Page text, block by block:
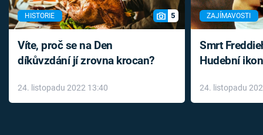
HISTORIE 5
Víte, proč se na Den
díkůvzdání jí zrovna krocan?
24. listopadu 2022 13:40
ZAJÍMAVOSTI
Smrt
Hudební
léky
24. listopadu